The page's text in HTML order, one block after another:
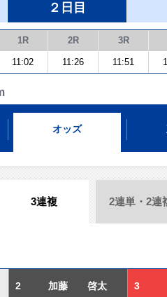
２日目
1R 2R 3R
11:02 11:26 11:51
オッズ
3連複 2連単・2連
2 加藤 啓太 3